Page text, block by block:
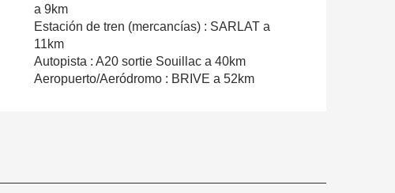
a 9km
Estación de tren (mercancías) : SARLAT a
11km
Autopista : A20 sortie Souillac a 40km
Aeropuerto/Aeródromo : BRIVE a 52km